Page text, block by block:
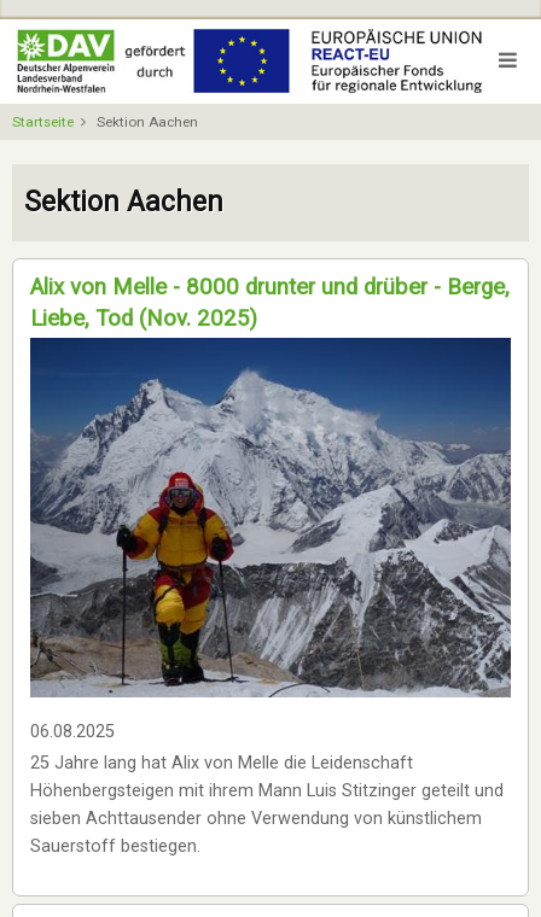
Direkt
zum
Inhalt
Startseite Sektion Aachen
Sektion Aachen
Alix von Melle - 8000 drunter und drüber - Berge,
Liebe, Tod (Nov. 2025)
06.08.2025
25 Jahre lang hat Alix von Melle die Leidenschaft
Höhenbergsteigen mit ihrem Mann Luis Stitzinger geteilt und
sieben Achttausender ohne Verwendung von künstlichem
Sauerstoff bestiegen.